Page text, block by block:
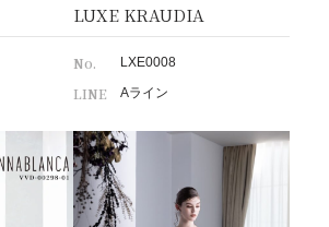
LUXE KRAUDIA
No. LXE0008
LINE Aライン